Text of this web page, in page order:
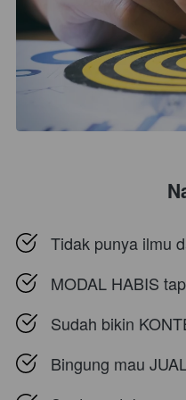
Tidak punya ilmu
MODAL HABIS
Sudah bikin
Bingung mau